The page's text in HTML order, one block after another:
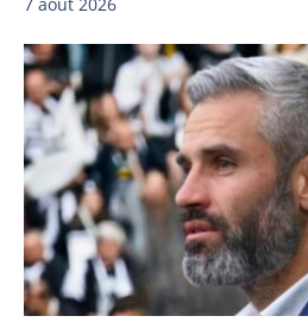
7 août 2026